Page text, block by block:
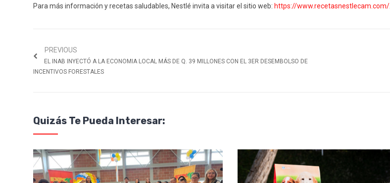
Para más información y recetas saludables, Nestlé invita a visitarel sitio web: https://www.recetasnestlecam.com/
PREVIOUS
EL INAB INYECTÓ A LA ECONOMIA LOCAL MÁS DE Q. 39 MILLONES CON EL 3ER DESEMBOLSO DE
INCENTIVOS FORESTALES
Quizás Te Pueda Interesar: